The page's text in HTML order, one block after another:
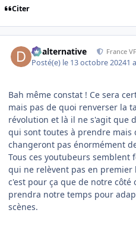
Citer
dbalternative France
Posté(e) le 13 octobre 20241 a
Bah même constat ! Ce sera
mais pas de quoi renverser la
révolution et là il ne s'agit que
qui sont toutes à prendre mais
changeront pas énormément
Tous ces youtubeurs semblent
qui ne relèvent pas en
c'est pour ça que de notre côté
prendra notre temps pour
scènes.